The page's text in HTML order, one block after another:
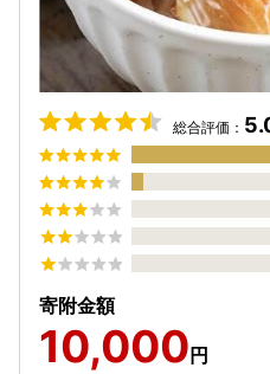
総合評価：
寄附金額
10,000 円